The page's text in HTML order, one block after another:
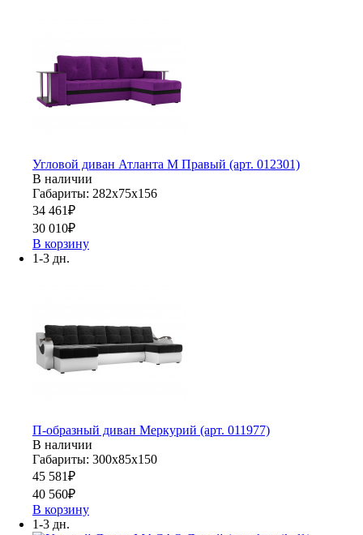
Угловой диван Атланта М Правый (арт. 012301)
В наличии
Габариты: 282х75х156
34 461₽
30 010₽
В корзину
1-3 дн.
П-образный диван Меркурий (арт. 011977)
В наличии
Габариты: 300х85х150
45 581₽
40 560₽
В корзину
1-3 дн.